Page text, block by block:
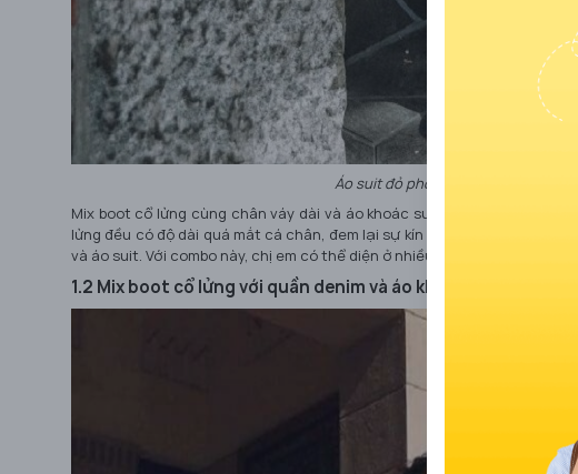
Áo suit đỏ phối cùng chân váy xếp
Mix boot cổ lửng cùng chân váy dài và áo khoác suit sẽ tạo nên một
lửng đều có độ dài quá mắt cá chân, đem lại sự kín đáo, thanh lịch cho
và áo suit. Với combo này, chị em có thể diện ở nhiều dịp khác nhau. Từ
1.2 Mix boot cổ lửng với quần denim và áo khoác dạ